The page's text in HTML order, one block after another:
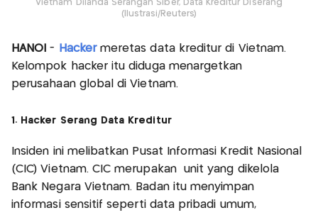
Vietnam Dilanda Serangan Siber, Data Kreditur Diserang
(Ilustrasi/Reuters)
HANOI - Hacker meretas data kreditur di Vietnam.
Kelompok hacker itu diduga menargetkan
perusahaan global di Vietnam.
1. Hacker Serang Data Kreditur
Insiden ini melibatkan Pusat Informasi Kredit Nasional
(CIC) Vietnam. CIC merupakan unit yang dikelola
Bank Negara Vietnam. Badan itu menyimpan
informasi sensitif seperti data pribadi umum,